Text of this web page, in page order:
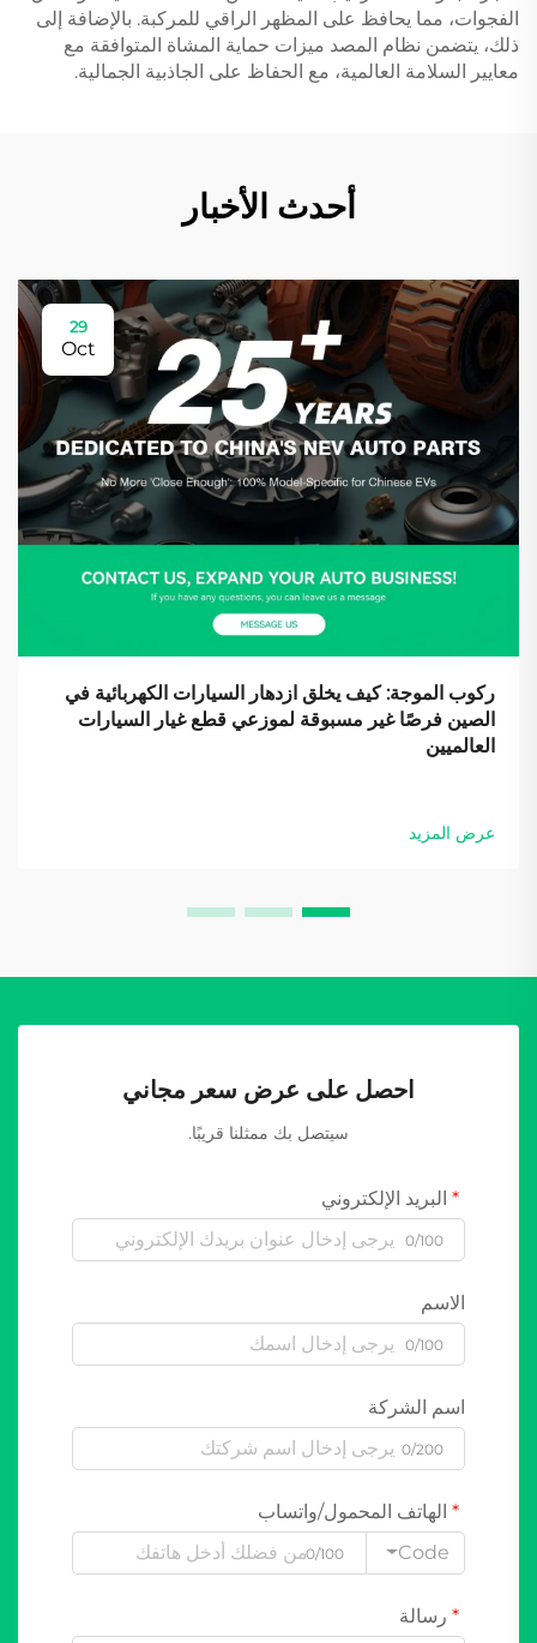
الفجوات، مما يحافظ على المظهر الراقي للمركبة. بالإضافة إلى
ذلك، يتضمن نظام المصد ميزات حماية المشاة المتوافقة مع
معايير السلامة العالمية، مع الحفاظ على الجاذبية الجمالية.
أحدث الأخبار
29
Oct
ركوب الموجة: كيف يخلق ازدهار السيارات الكهربائية في
الصين فرصًا غير مسبوقة لموزعي قطع غيار السيارات
العالميين
عرض المزيد
احصل على عرض سعر مجاني
سيتصل بك ممثلنا قريبًا.
البريد الإلكتروني
0/100
الاسم
0/100
اسم الشركة
0/200
الهاتف المحمول/واتساب
Code
0/100
رسالة